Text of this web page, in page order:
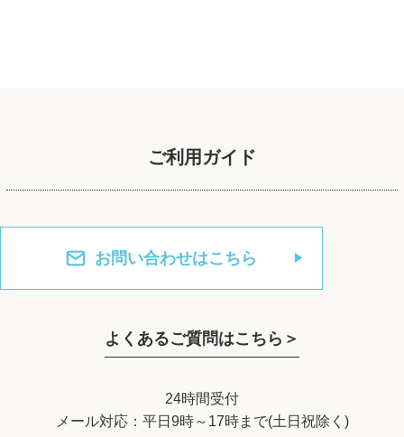
ご利用ガイド
お問い合わせはこちら
よくあるご質問はこちら＞
24時間受付
メール対応：平日9時～17時まで(土日祝除く)